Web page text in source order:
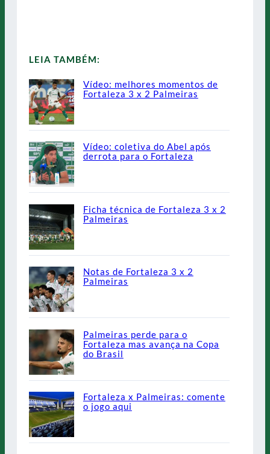
LEIA TAMBÉM:
Vídeo: melhores momentos de
Fortaleza 3 x 2 Palmeiras
Vídeo: coletiva do Abel após
derrota para o Fortaleza
Ficha técnica de Fortaleza 3 x 2
Palmeiras
Notas de Fortaleza 3 x 2
Palmeiras
Palmeiras perde para o
Fortaleza mas avança na Copa
do Brasil
Fortaleza x Palmeiras: comente
o jogo aqui